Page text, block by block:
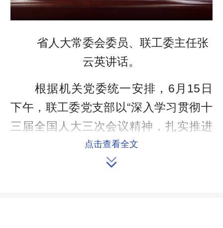
省人大常委会委员、联工委主任张
云英讲话。
根据机关党委统一安排，6月15日
下午，联工委党支部以“深入学习贯彻十
三届全国人大三次会议精神，扎实推进
选举任免联络工作高质量发展”为主题开
展党日活动。联工委党支部书记、副主
点击查看全文
